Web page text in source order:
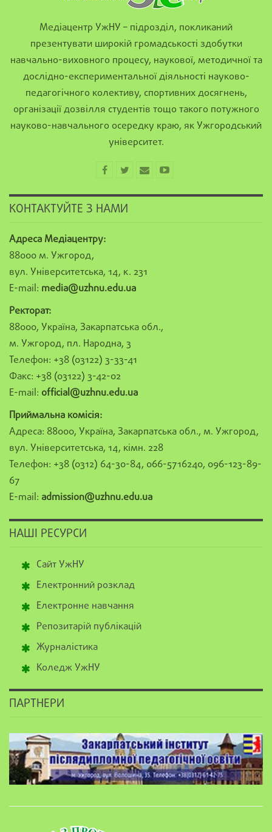
Медіацентр УжНУ – підрозділ, покликаний
презентувати широкій громадськості здобутки
навчально-виховного процесу, наукової, методичної та
дослідно-експериментальної діяльності науково-
педагогічного колективу, спортивних досягнень,
організації дозвілля студентів тощо такого потужного
науково-навчального осередку краю, як Ужгородський
університет.
КОНТАКТУЙТЕ З НАМИ
Адреса Медіацентру:
88000 м. Ужгород,
вул. Університетська, 14, к. 231
E-mail: media@uzhnu.edu.ua
Ректорат:
88000, Україна, Закарпатська обл.,
м. Ужгород, пл. Народна, 3
Телефон: +38 (03122) 3-33-41
Факс: +38 (03122) 3-42-02
E-mail: official@uzhnu.edu.ua
Приймальна комісія:
Адреса: 88000, Україна, Закарпатська обл., м. Ужгород,
вул. Університетська, 14, кімн. 228
Телефон: +38 (0312) 64-30-84, 066-5716240, 096-123-89-
67
E-mail: admission@uzhnu.edu.ua
НАШІ РЕСУРСИ
Сайт УжНУ
Електронний розклад
Електронне навчання
Репозитарій публікацій
Журналістика
Коледж УжНУ
ПАРТНЕРИ